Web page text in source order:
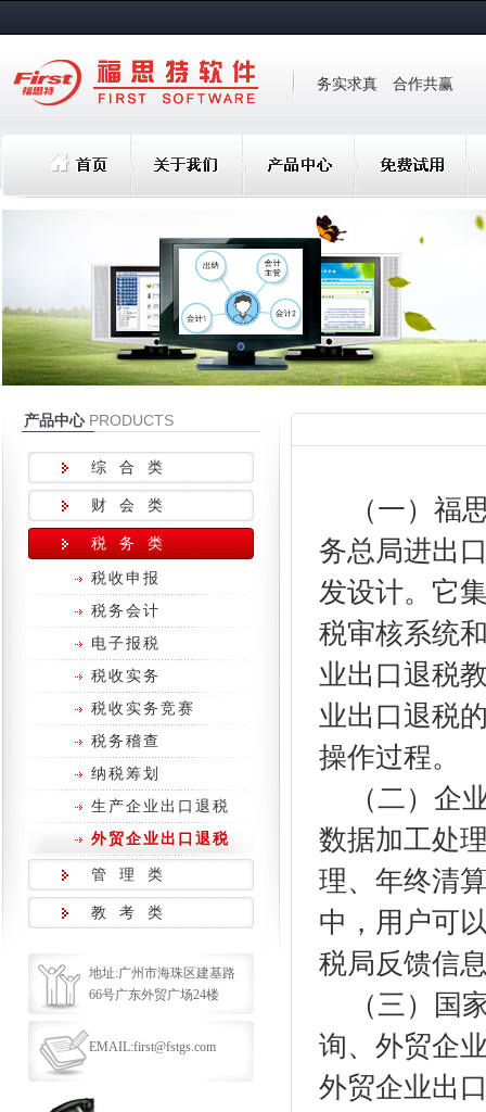
务实求真 合作共赢
产品中心 PRODUCTS
综 合 类
财 会 类
税 务 类
税收申报
税务会计
电子报税
税收实务
税收实务竞赛
税务稽查
纳税筹划
生产企业出口退税
外贸企业出口退税
管 理 类
教 考 类
地址:广州市海珠区建基路
66号广东外贸广场24楼
EMAIL:first@fstgs.com
（一）福
务总局进出
发设计。它
税审核系统
业出口退税
业出口退税
操作过程。
（二） 企
数据加工处
理、年终清
中，用户可
税局反馈信
（三）
国
询、外贸企
外贸企业出